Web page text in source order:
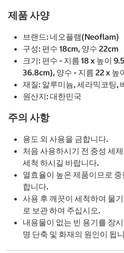
제품 사양
브랜드: 네오플램(Neoflam)
구성: 편수 18cm, 양수 22cm
크기: 편수 - 지름 18 x 높이
36.8cm), 양수 - 지름 22 x 높
재질: 알루미늄, 세라믹코팅,
원산지: 대한민국
주의 사항
용도 외 사용을 금합니다.
처음 사용하시기 전 중성 세
세척 하시길 바랍니다.
열효율이 높은 제품이므로
합니다.
사용 후 깨끗이 세척하여 물
로 보관 하여 주십시오.
내용물이 없는 빈 용기를 장
명 단축 및 화재의 원인이 됩